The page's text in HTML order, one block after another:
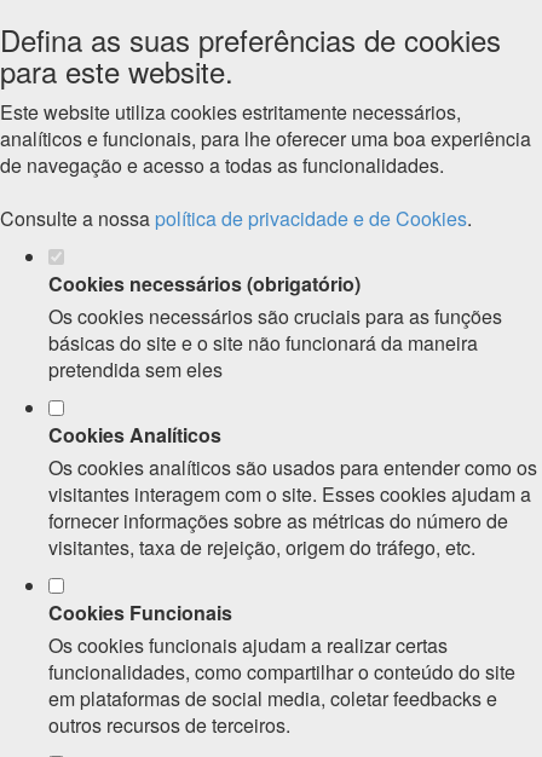
Defina as suas preferências de cookies
para este website.
Este website utiliza cookies estritamente necessários,
analíticos e funcionais, para lhe oferecer uma boa experiência
de navegação e acesso a todas as funcionalidades.
Consulte a nossa política de privacidade e de Cookies.
Cookies necessários (obrigatório)
Os cookies necessários são cruciais para as funções
básicas do site e o site não funcionará da maneira
pretendida sem eles
Cookies Analíticos
Os cookies analíticos são usados para entender como os
visitantes interagem com o site. Esses cookies ajudam a
fornecer informações sobre as métricas do número de
visitantes, taxa de rejeição, origem do tráfego, etc.
Cookies Funcionais
Os cookies funcionais ajudam a realizar certas
funcionalidades, como compartilhar o conteúdo do site
em plataformas de social media, coletar feedbacks e
outros recursos de terceiros.